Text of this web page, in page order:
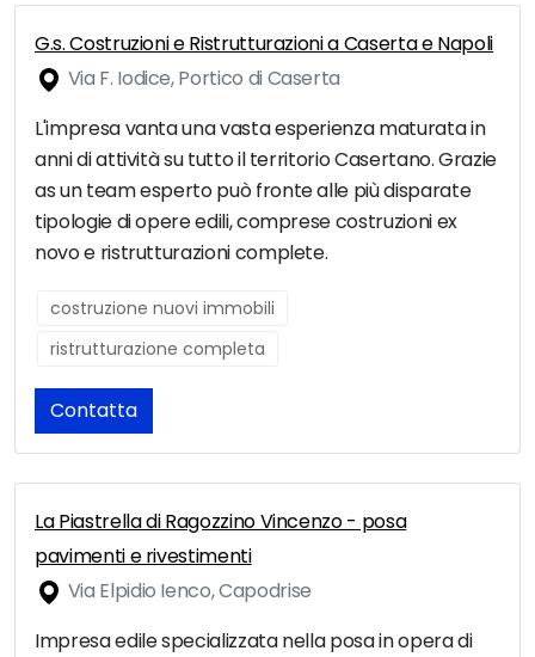
G.s. Costruzioni e Ristrutturazioni a Caserta e Napoli
Via F. Iodice, Portico di Caserta
L'impresa vanta una vasta esperienza maturata in
anni di attività su tutto il territorio Casertano. Grazie
as un team esperto può fronte alle più disparate
tipologie di opere edili, comprese costruzioni ex
novo e ristrutturazioni complete.
costruzione nuovi immobili
ristrutturazione completa
Contatta
La Piastrella di Ragozzino Vincenzo - posa
pavimenti e rivestimenti
Via Elpidio Ienco, Capodrise
Impresa edile specializzata nella posa in opera di